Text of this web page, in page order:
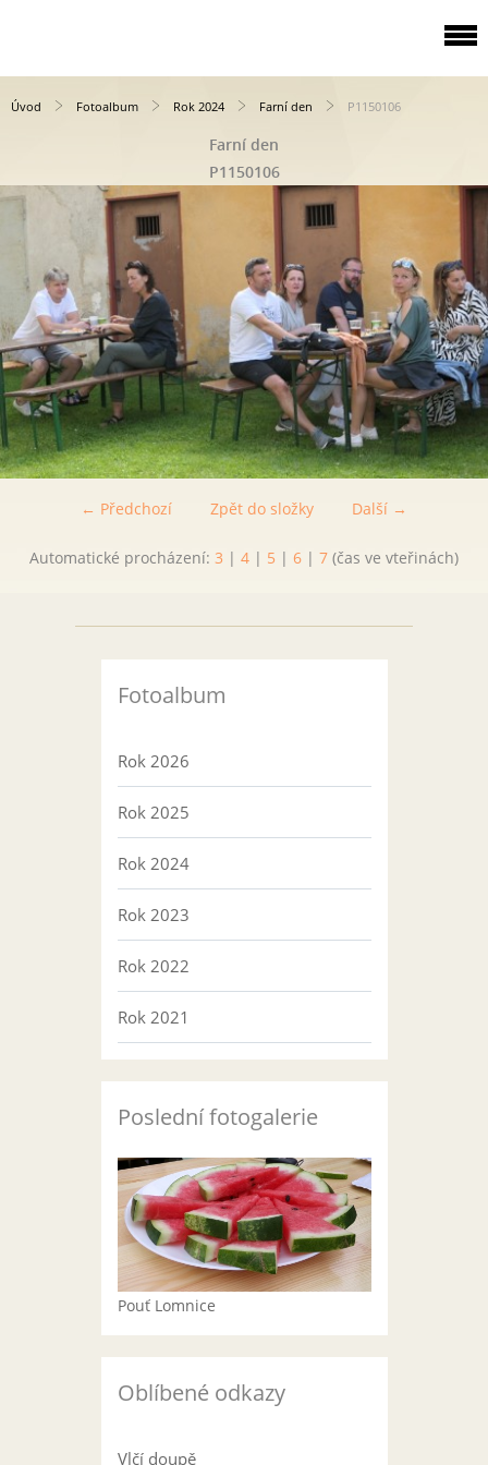
Úvod Fotoalbum Rok 2024 Farní den P1150106
Farní den
P1150106
← Předchozí Další →
Zpět do složky
Automatické procházení: 3 | 4 | 5 | 6 | 7 (čas ve vteřinách)
Fotoalbum
Rok 2026
Rok 2025
Rok 2024
Rok 2023
Rok 2022
Rok 2021
Poslední fotogalerie
Pouť Lomnice
Oblíbené odkazy
Vlčí doupě